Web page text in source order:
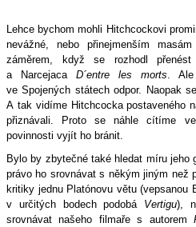
Lehce bychom mohli Hitchcockovi
nevážné, nebo přinejmenším
záměrem, když se rozhodl
a NarcejacaD´entre les morts.
ve Spojených státech odpor. Naopak
A tak vidíme Hitchcocka postaveného
přiznávali. Proto se náhle cítíme
povinnosti vyjít ho bránit.
Bylo by zbytečné také hledat míru
právo ho srovnávat s někým jiným než
kritiky jednu Platónovu větu
v určitých bodech podobá Vertigu),
srovnávat našeho filmaře s autorem